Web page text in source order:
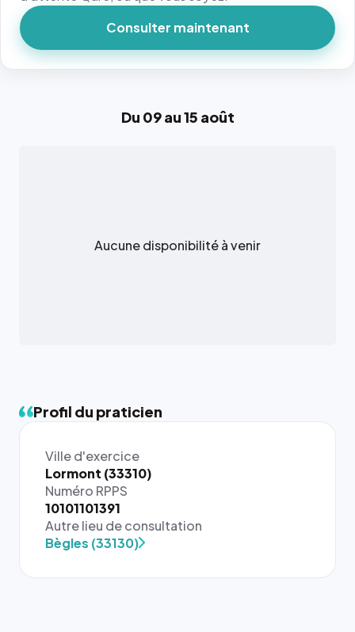
Du 09 au 15 août
Aucune disponibilité à venir
Profil du praticien
Ville d'exercice
Lormont (33310)
Numéro RPPS
10101101391
Autre lieu de consultation
Bègles (33130)
Consulter maintenant
{# 40×40
: la taille
rendue par
`.profile-